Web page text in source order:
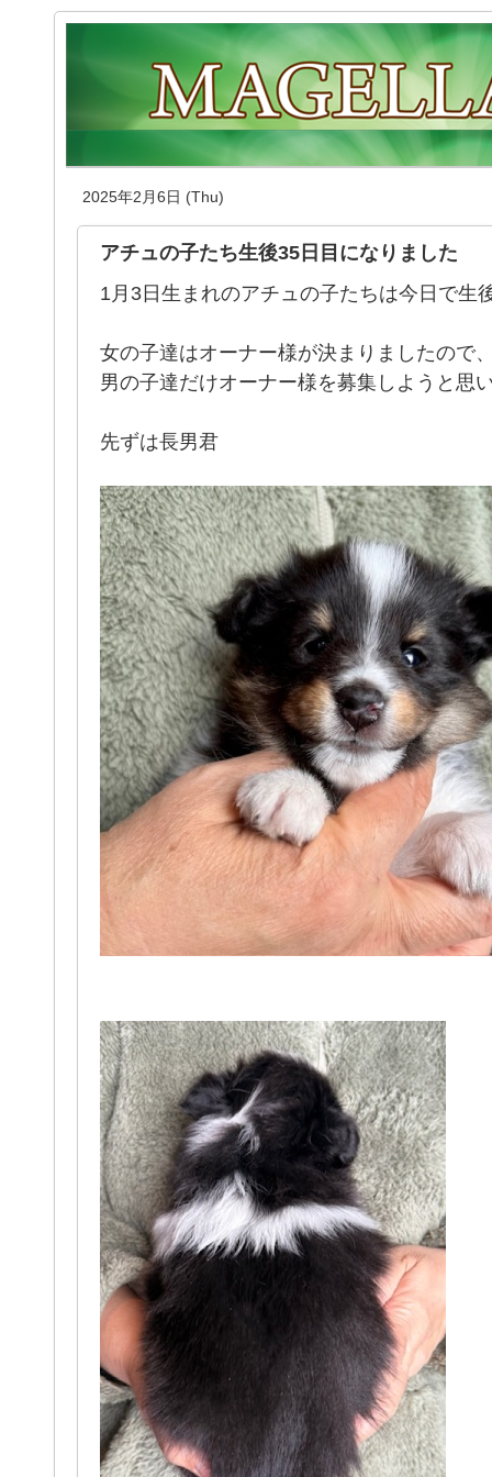
2025年2月6日 (Thu)
アチュの子たち生後35日目になりました
1月3日生まれのアチュの子たちは今日で生
女の子達はオーナー様が決まりましたので
男の子達だけオーナー様を募集しようと思
先ずは長男君